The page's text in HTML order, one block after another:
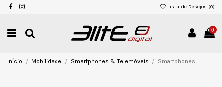
Lista de Desejos (0)
0
Início Mobilidade Smartphones & Telemóveis Smartphones